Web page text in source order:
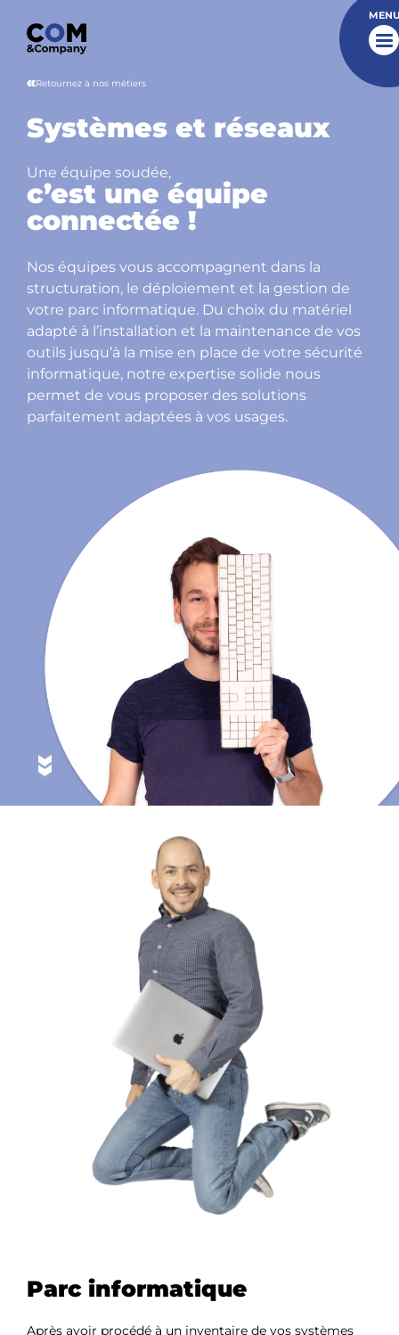
Retournez à nos métiers
Systèmes et réseaux
Une équipe soudée,
c’est une équipe
connectée !
Nos équipes vous accompagnent dans la
structuration, le déploiement et la gestion de
votre parc informatique. Du choix du matériel
adapté à l’installation et la maintenance de vos
outils jusqu’à la mise en place de votre sécurité
informatique, notre expertise solide nous
permet de vous proposer des solutions
parfaitement adaptées à vos usages.
Parc informatique
Après avoir procédé à un inventaire de vos systèmes